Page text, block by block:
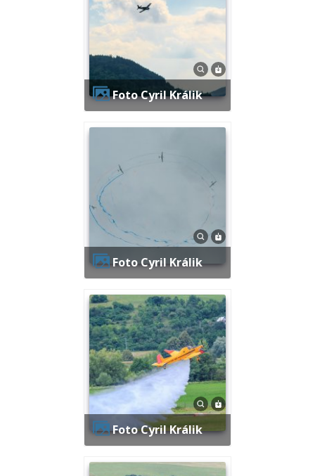
Foto Cyril Králik
Foto Cyril Králik
Foto Cyril Králik